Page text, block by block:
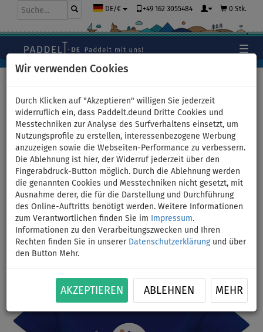
Wir verwenden Cookies
Durch Klicken auf "Akzeptieren" willigen Sie jederzeit
widerruflich ein, dass Paddelt.deund Dritte Cookies und
Messtechniken zur Analyse des Surfverhaltens einsetzt, um
Nutzungsprofile zu erstellen, interessenbezogene Werbung
anzuzeigen sowie die Webseiten-Performance zu verbessern.
Die Ablehnung ist hier, der Widerruf jederzeit über den
Fingerabdruck-Button möglich. Durch die Ablehnung werden
die genannten Cookies und Messtechniken nicht gesetzt, mit
Ausnahme derer, die für die Darstellung und Durchführung
des Online-Auftritts benötigt werden. Weitere Informationen
zum Verantwortlichen finden Sie im
Impressum.
Informationen zu den Verarbeitungszwecken und Ihren
Rechten finden Sie in unserer Datenschutzerklärungund über
den Button Mehr.
AKZEPTIEREN ABLEHNEN MEHR
DE/€ +49 162 3055484 0 Stk.
T-Shirt Damen
PADDLEFASHION.COM BLUE
Baumwolle kurzarm - Größe:
L